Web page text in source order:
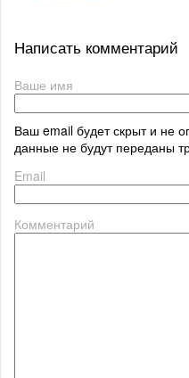
Написать комментарий
Ваше имя
Ваш email будет скрыт и не
данные не будут переданы
Email
Комментарий